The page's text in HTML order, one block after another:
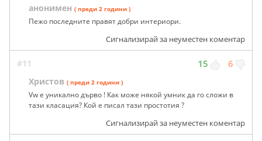
анонимен ( преди 2 години )
Пежо последните правят добри интериори.
Сигнализирай за неуместен коментар
#11 15 6
Христов ( преди 2 години )
Vw е уникално дърво ! Как може някой умник да го сложи в
тази класация? Кой е писал тази простотия ?
Сигнализирай за неуместен коментар